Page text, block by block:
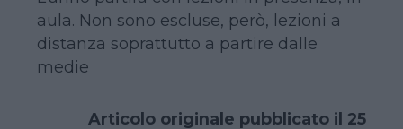
aula. Non sono escluse, però, lezioni a
distanza soprattutto a partire dalle
medie
Articolo originale pubblicato il 25